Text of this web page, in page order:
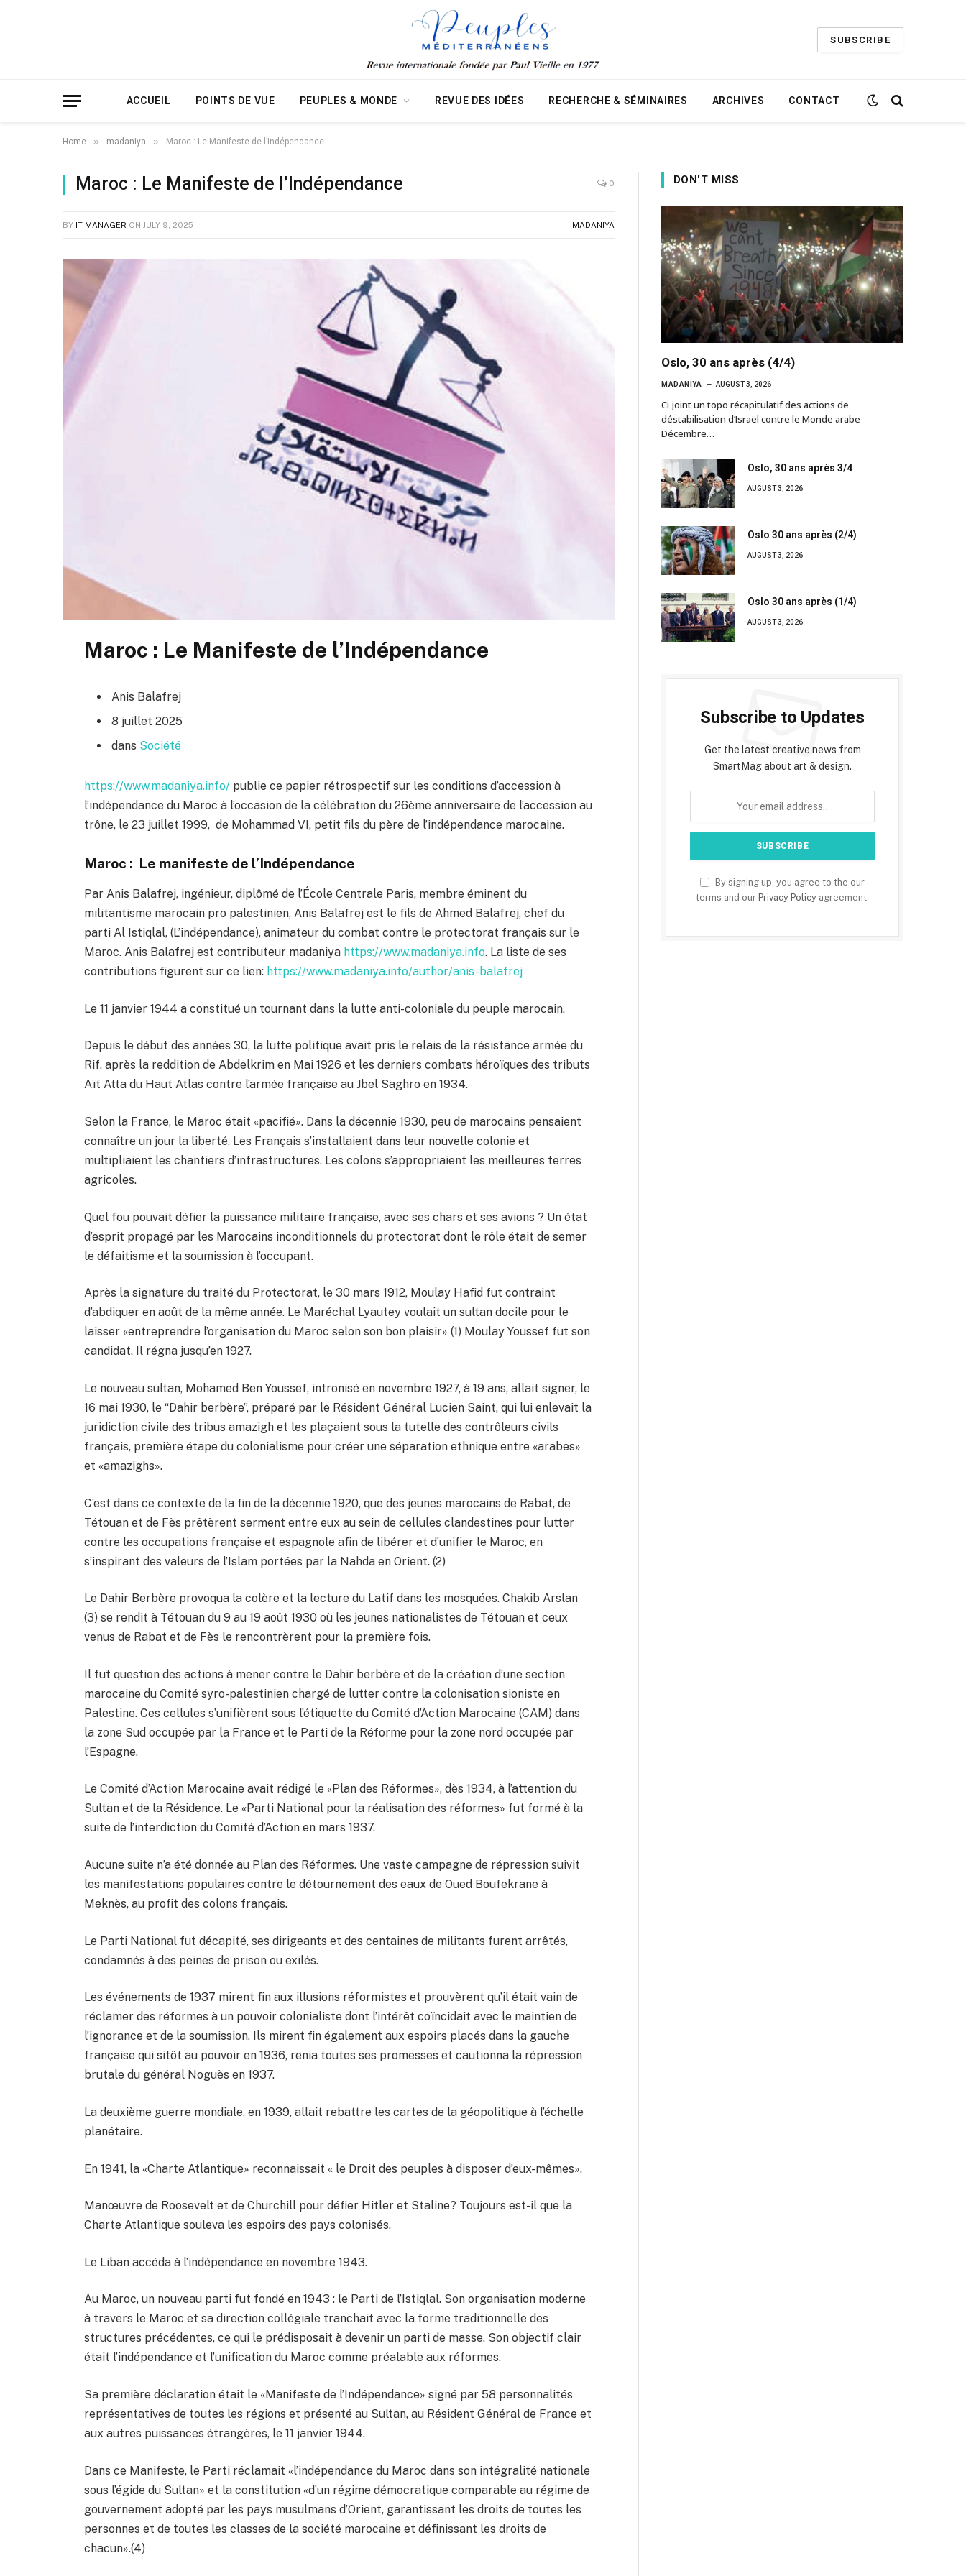
SUBSCRIBE
ACCUEIL POINTS DE VUE PEUPLES & MONDE REVUE DES IDÉES RECHERCHE & SÉMINAIRES ARCHIVES CONTACT
Home » madaniya » Maroc : Le Manifeste de l’Indépendance
Maroc : Le Manifeste de l’Indépendance 0
BY IT MANAGER ON JULY 9, 2025 MADANIYA
Maroc : Le Manifeste de l’Indépendance
Anis Balafrej
8 juillet 2025
dans Société
https://www.madaniya.info/ publie ce papier rétrospectif sur les conditions d’accession à
l’indépendance du Maroc à l’occasion de la célébration du 26ème anniversaire de l’accession au
trône, le 23 juillet 1999, de Mohammad VI, petit fils du père de l’indépendance marocaine.
Maroc : Le manifeste de l’Indépendance
Par Anis Balafrej, ingénieur, diplômé de l’École Centrale Paris, membre éminent du
militantisme marocain pro palestinien, Anis Balafrej est le fils de Ahmed Balafrej, chef du
parti Al Istiqlal, (L’indépendance), animateur du combat contre le protectorat français sur le
Maroc. Anis Balafrej est contributeur madaniya https://www.madaniya.info. La liste de ses
contributions figurent sur ce lien: https://www.madaniya.info/author/anis-balafrej
Le 11 janvier 1944 a constitué un tournant dans la lutte anti-coloniale du peuple marocain.
Depuis le début des années 30, la lutte politique avait pris le relais de la résistance armée du
Rif, après la reddition de Abdelkrim en Mai 1926 et les derniers combats héroïques des tributs
Aït Atta du Haut Atlas contre l’armée française au Jbel Saghro en 1934.
Selon la France, le Maroc était «pacifié». Dans la décennie 1930, peu de marocains pensaient
connaître un jour la liberté. Les Français s’installaient dans leur nouvelle colonie et
multipliaient les chantiers d’infrastructures. Les colons s’appropriaient les meilleures terres
agricoles.
Quel fou pouvait défier la puissance militaire française, avec ses chars et ses avions ? Un état
d’esprit propagé par les Marocains inconditionnels du protectorat dont le rôle était de semer
le défaitisme et la soumission à l’occupant.
Après la signature du traité du Protectorat, le 30 mars 1912, Moulay Hafid fut contraint
d’abdiquer en août de la même année. Le Maréchal Lyautey voulait un sultan docile pour le
laisser «entreprendre l’organisation du Maroc selon son bon plaisir» (1) Moulay Youssef fut son
candidat. Il régna jusqu’en 1927.
Le nouveau sultan, Mohamed Ben Youssef, intronisé en novembre 1927, à 19 ans, allait signer, le
16 mai 1930, le “Dahir berbère”, préparé par le Résident Général Lucien Saint, qui lui enlevait la
juridiction civile des tribus amazigh et les plaçaient sous la tutelle des contrôleurs civils
français, première étape du colonialisme pour créer une séparation ethnique entre «arabes»
et «amazighs».
C’est dans ce contexte de la fin de la décennie 1920, que des jeunes marocains de Rabat, de
Tétouan et de Fès prêtèrent serment entre eux au sein de cellules clandestines pour lutter
contre les occupations française et espagnole afin de libérer et d’unifier le Maroc, en
s’inspirant des valeurs de l’Islam portées par la Nahda en Orient. (2)
Le Dahir Berbère provoqua la colère et la lecture du Latif dans les mosquées. Chakib Arslan
(3) se rendit à Tétouan du 9 au 19 août 1930 où les jeunes nationalistes de Tétouan et ceux
venus de Rabat et de Fès le rencontrèrent pour la première fois.
Il fut question des actions à mener contre le Dahir berbère et de la création d’une section
marocaine du Comité syro-palestinien chargé de lutter contre la colonisation sioniste en
Palestine. Ces cellules s’unifièrent sous l’étiquette du Comité d’Action Marocaine (CAM) dans
la zone Sud occupée par la France et le Parti de la Réforme pour la zone nord occupée par
l’Espagne.
Le Comité d’Action Marocaine avait rédigé le «Plan des Réformes», dès 1934, à l’attention du
Sultan et de la Résidence. Le «Parti National pour la réalisation des réformes» fut formé à la
suite de l’interdiction du Comité d’Action en mars 1937.
Aucune suite n’a été donnée au Plan des Réformes. Une vaste campagne de répression suivit
les manifestations populaires contre le détournement des eaux de Oued Boufekrane à
Meknès, au profit des colons français.
Le Parti National fut décapité, ses dirigeants et des centaines de militants furent arrêtés,
condamnés à des peines de prison ou exilés.
Les événements de 1937 mirent fin aux illusions réformistes et prouvèrent qu’il était vain de
réclamer des réformes à un pouvoir colonialiste dont l’intérêt coïncidait avec le maintien de
l’ignorance et de la soumission. Ils mirent fin également aux espoirs placés dans la gauche
française qui sitôt au pouvoir en 1936, renia toutes ses promesses et cautionna la répression
brutale du général Noguès en 1937.
La deuxième guerre mondiale, en 1939, allait rebattre les cartes de la géopolitique à l’échelle
planétaire.
En 1941, la «Charte Atlantique» reconnaissait « le Droit des peuples à disposer d’eux-mêmes».
Manœuvre de Roosevelt et de Churchill pour défier Hitler et Staline? Toujours est-il que la
Charte Atlantique souleva les espoirs des pays colonisés.
Le Liban accéda à l’indépendance en novembre 1943.
Au Maroc, un nouveau parti fut fondé en 1943 : le Parti de l’Istiqlal. Son organisation moderne
à travers le Maroc et sa direction collégiale tranchait avec la forme traditionnelle des
structures précédentes, ce qui le prédisposait à devenir un parti de masse. Son objectif clair
était l’indépendance et l’unification du Maroc comme préalable aux réformes.
Sa première déclaration était le «Manifeste de l’Indépendance» signé par 58 personnalités
représentatives de toutes les régions et présenté au Sultan, au Résident Général de France et
aux autres puissances étrangères, le 11 janvier 1944.
Dans ce Manifeste, le Parti réclamait «l’indépendance du Maroc dans son intégralité nationale
sous l’égide du Sultan» et la constitution «d’un régime démocratique comparable au régime de
gouvernement adopté par les pays musulmans d’Orient, garantissant les droits de toutes les
personnes et de toutes les classes de la société marocaine et définissant les droits de
chacun».(4)
DON'T MISS
Oslo, 30 ans après (4/4)
MADANIYA AUGUST 3, 2026
Ci joint un topo récapitulatif des actions de
déstabilisation d’Israël contre le Monde arabe
Décembre…
Oslo, 30 ans après 3/4
AUGUST 3, 2026
Oslo 30 ans après (2/4)
AUGUST 3, 2026
Oslo 30 ans après (1/4)
AUGUST 3, 2026
Subscribe to Updates
Get the latest creative news from
SmartMag about art & design.
By signing up, you agree to the our
terms and our Privacy Policy agreement.